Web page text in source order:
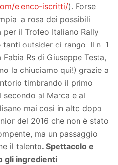
elenco-iscritti/). Forse
la rosa dei possibili
il Trofeo Italiano Rally
outsider di rango. Il n. 1
Rs di Giuseppe Testa,
la chiudiamo qui!) grazie a
timbrando il primo
al Marca e al
mai così in alto dopo
del 2016 che non è stato
ma un passaggio
il talento. Spettacolo e
gli ingredienti